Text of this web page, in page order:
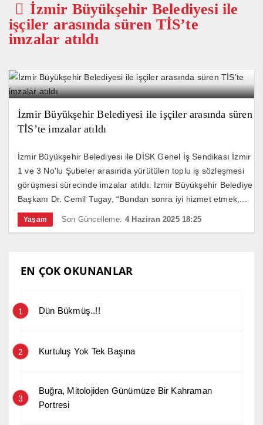
İzmir Büyükşehir Belediyesi ile
işçiler arasında süren TİS’te
imzalar atıldı
İzmir Büyükşehir Belediyesi ile işçiler arasında süren
TİS’te imzalar atıldı
İzmir Büyükşehir Belediyesi ile DİSK Genel İş Sendikası İzmir
1 ve 3 No'lu Şubeler arasında yürütülen toplu iş sözleşmesi
görüşmesi sürecinde imzalar atıldı. İzmir Büyükşehir Belediye
Başkanı Dr. Cemil Tugay, “Bundan sonra iyi hizmet etmek,...
Yaşam Son Güncelleme: 4 Haziran 2025 18:25
EN ÇOK OKUNANLAR
1 Dün Bükmüş..!!
2 Kurtuluş Yok Tek Başına
3
Buğra, Mitolojiden Günümüze Bir Kahraman
Portresi